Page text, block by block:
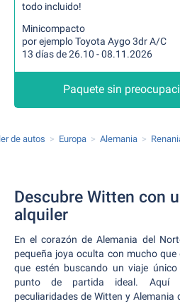
todo incluido!
Minicompacto
por ejemplo Toyota Aygo 3dr A/C
13 días de 26.10 - 08.11.2026
Paquete sin
de autos Europa Alemania
Descubre Witten con
alquiler
En el corazón de Alemania del
pequeña joya oculta con mucho
que estén buscando un viaje
punto de partida ideal. Aquí
peculiaridades de Witten y